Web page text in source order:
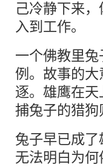
己冷静下来
入到工作。
一个佛教里
例。故事的
逐。雄鹰在
捕兔子的猎
兔子早已成
无法明白为